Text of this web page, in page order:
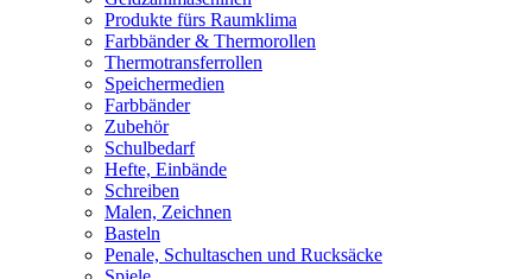
Produkte fürs Raumklima
Farbbänder & Thermorollen
Thermotransferrollen
Speichermedien
Farbbänder
Zubehör
Schulbedarf
Hefte, Einbände
Schreiben
Malen, Zeichnen
Basteln
Penale, Schultaschen und Rucksäcke